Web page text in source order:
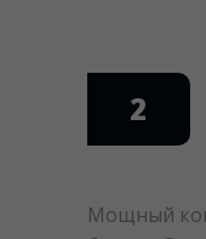
2
Мощный